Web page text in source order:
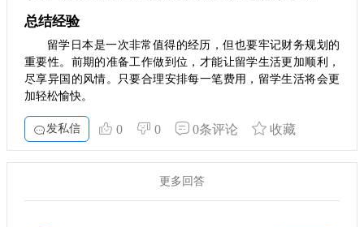
总结经验
留学日本是一次非常值得的经历，但也要牢记财务规划的
重要性。前期的准备工作做到位，才能让留学生活更加顺利，
尽享异国的风情。只要合理安排每一笔费用，留学生活将会更
加轻松愉快。
发私信 0 0 0条评论 收藏
更多回答